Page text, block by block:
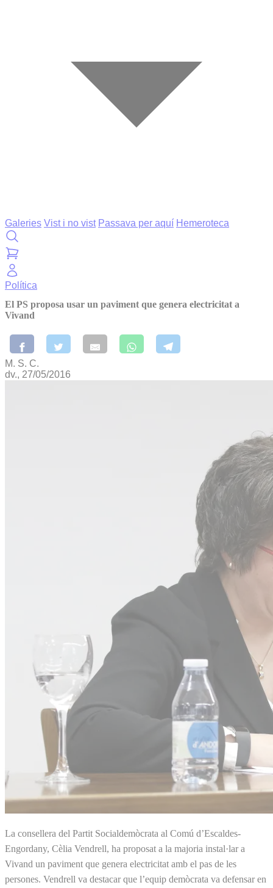
Galeries Vist i no vist Passava per aquí Hemeroteca
Política
El PS proposa usar un paviment que genera electricitat a
Vivand
M. S. C.
dv., 27/05/2016
La consellera del Partit Socialdemòcrata al Comú d’Escaldes-
Engordany, Cèlia Vendrell, ha proposat a la majoria instal·lar a
Vivand un paviment que genera electricitat amb el pas de les
persones. Vendrell va destacar que l’equip demòcrata va defensar en